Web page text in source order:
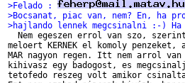
>Felado :
>Bocsanat, piac van, nem? En, ha
>hajlando lennek megcsinalni :-)
Nem egeszen errol van szo,
meloert KERNEK el komoly
MAR nagyon regen. Itt nem arrol
kihivasz egy badogost, es
tetofedo reszeg volt amikor